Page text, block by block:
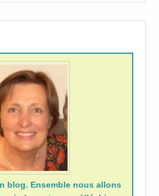
blog. Ensemble nous allons